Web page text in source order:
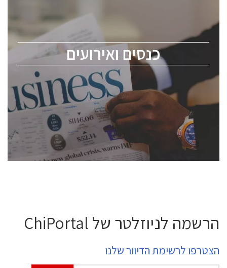
כנסים ואירועים
לכל העוסקים בתעשיית הסמיקונדקטור כולל מהנדסים,
ChipEx2026 will be held on May 12-13, 2026. The
conference is intended for everyone involved in the
semiconductor industry, including engineers,
professional experts, and senior executives.
לחץ לפרטים
הרשמה לניוזלטר של ChiPortal
הצטרפו לרשימת הדיוור שלנו